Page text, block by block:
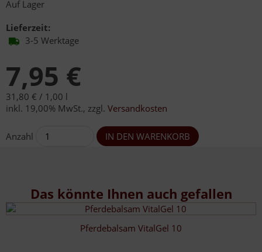
Auf Lager
Lieferzeit:
3-5 Werktage
7,95 €
31,80 € / 1,00 l
inkl. 19,00% MwSt., zzgl. Versandkosten
Anzahl
Das könnte Ihnen auch gefallen
Pferdebalsam VitalGel 10